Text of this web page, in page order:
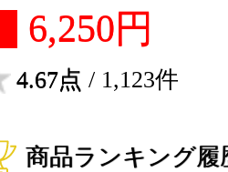
6,250円
4.67点 / 1,123件
商品ランキング履